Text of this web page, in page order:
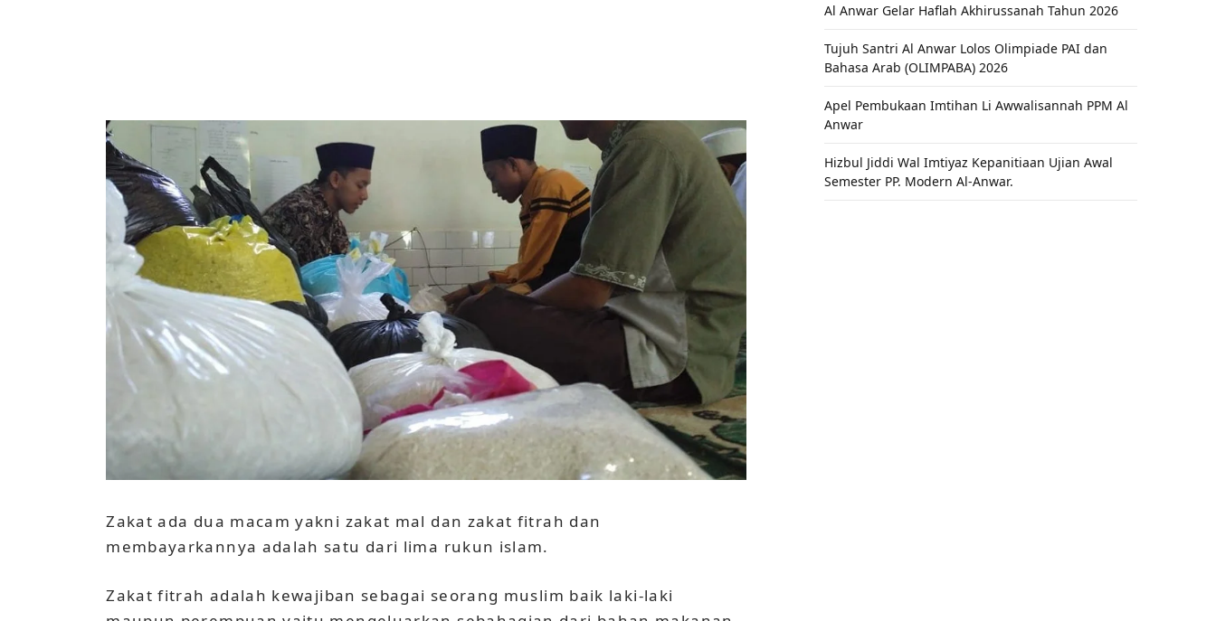
Zakat ada dua macam yakni zakat mal dan zakat fitrah dan
membayarkannya adalah satu dari lima rukun islam.
Zakat fitrah adalah kewajiban sebagai seorang muslim baik laki-laki
Al Anwar Gelar Haflah Akhirussanah Tahun 2026
Tujuh Santri Al Anwar Lolos Olimpiade PAI dan
Bahasa Arab (OLIMPABA) 2026
Apel Pembukaan Imtihan Li Awwalisannah PPM Al
Anwar
Hizbul Jiddi Wal Imtiyaz Kepanitiaan Ujian Awal
Semester PP. Modern Al-Anwar.